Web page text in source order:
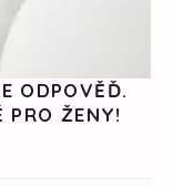
ODPOVĚĎ.
PRO ŽENY!